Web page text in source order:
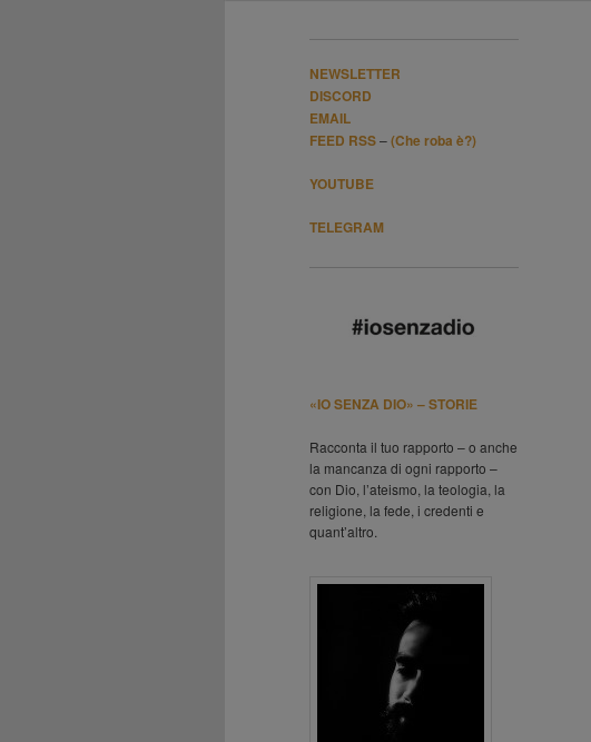
contenuto
principale
NEWSLETTER
DISCORD
EMAIL
FEED RSS–(Che roba è?)
YOUTUBE
TELEGRAM
«IO SENZA DIO» – STORIE
Racconta il tuo rapporto – o anche
la mancanza di ogni rapporto –
con Dio, l’ateismo, la teologia, la
religione, la fede, i credenti e
quant’altro.